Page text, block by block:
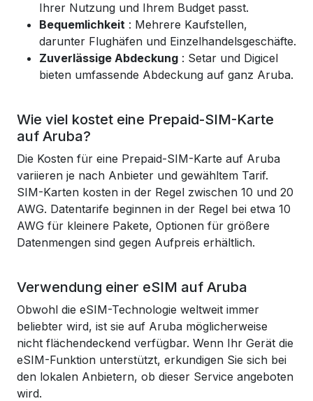
Ihrer Nutzung und Ihrem Budget passt.
Bequemlichkeit : Mehrere Kaufstellen,
darunter Flughäfen und Einzelhandelsgeschäfte.
Zuverlässige Abdeckung : Setar und Digicel
bieten umfassende Abdeckung auf ganz Aruba.
Wie viel kostet eine Prepaid-SIM-Karte
auf Aruba?
Die Kosten für eine Prepaid-SIM-Karte auf Aruba
variieren je nach Anbieter und gewähltem Tarif.
SIM-Karten kosten in der Regel zwischen 10 und 20
AWG. Datentarife beginnen in der Regel bei etwa 10
AWG für kleinere Pakete, Optionen für größere
Datenmengen sind gegen Aufpreis erhältlich.
Verwendung einer eSIM auf Aruba
Obwohl die eSIM-Technologie weltweit immer
beliebter wird, ist sie auf Aruba möglicherweise
nicht flächendeckend verfügbar. Wenn Ihr Gerät die
eSIM-Funktion unterstützt, erkundigen Sie sich bei
den lokalen Anbietern, ob dieser Service angeboten
wird.